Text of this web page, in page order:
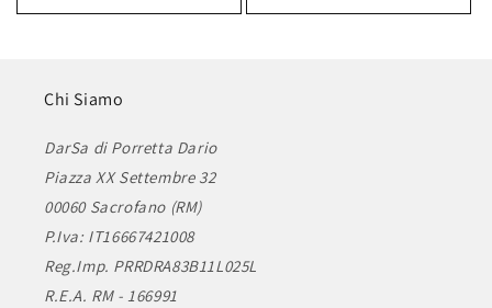
Chi Siamo
DarSa di Porretta Dario
Piazza XX Settembre 32
00060 Sacrofano (RM)
P.Iva: IT16667421008
Reg.Imp. PRRDRA83B11L025L
R.E.A. RM - 166991